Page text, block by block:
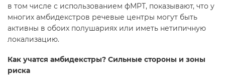
в том числе с использованием фМРТ, показывают, что у
многих амбидекстров речевые центры могут быть
активны в обоих полушариях или иметь нетипичную
локализацию.
Как учатся амбидекстры? Сильные стороны и зоны
риска